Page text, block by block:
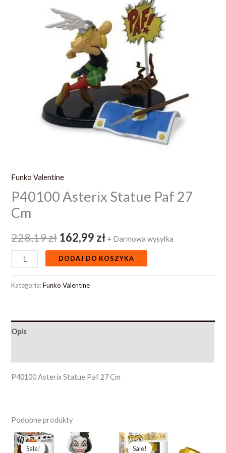
Funko Valentine
P40100 Asterix Statue Paf 27
Cm
228,19zł 162,99 zł + Darmowa wysyłka
DODAJ DO KOSZYKA
Kategoria:Funko Valentine
Opis
P40100 Asterix Statue Paf 27 Cm
Podobne produkty
Sale!
Sale!
Pierwotna
cena
Aktualna
cena
Sale!
Sale!
Pierwotna
cena